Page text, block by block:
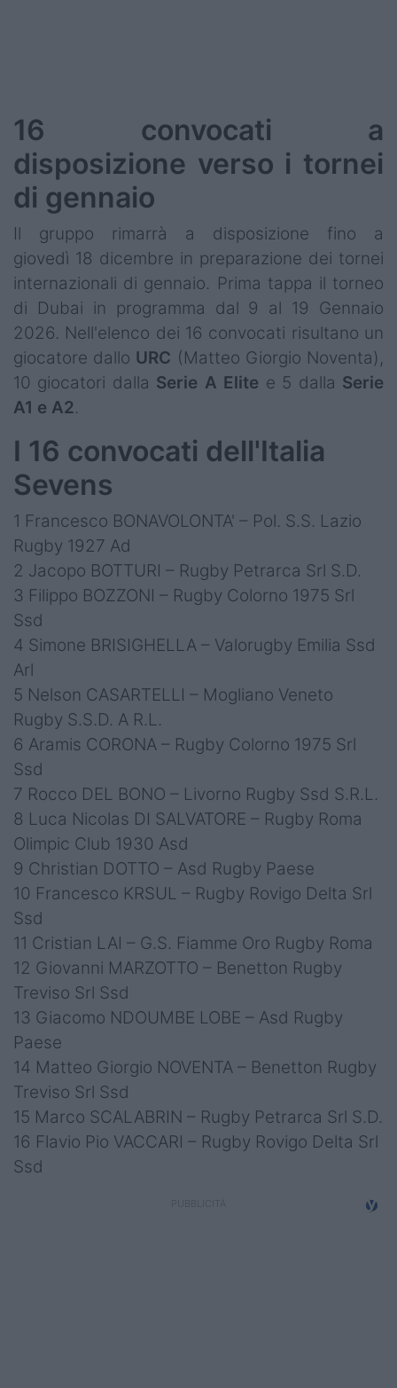
16 convocati a
disposizione verso i tornei
di gennaio
Il gruppo rimarrà a disposizione fino a
giovedì 18 dicembre in preparazione dei tornei
internazionali di gennaio. Prima tappa il torneo
di Dubai in programma dal 9 al 19 Gennaio
2026. Nell'elenco dei 16 convocati risultano un
giocatore dallo URC (Matteo Giorgio Noventa),
10 giocatori dalla Serie A Elite e 5 dalla Serie
A1 e A2.
I 16 convocati dell'Italia
Sevens
1 Francesco BONAVOLONTA' – Pol. S.S. Lazio
Rugby 1927 Ad
2 Jacopo BOTTURI – Rugby Petrarca Srl S.D.
3 Filippo BOZZONI – Rugby Colorno 1975 Srl
Ssd
4 Simone BRISIGHELLA – Valorugby Emilia Ssd
Arl
5 Nelson CASARTELLI – Mogliano Veneto
Rugby S.S.D. A R.L.
6 Aramis CORONA – Rugby Colorno 1975 Srl
Ssd
7 Rocco DEL BONO – Livorno Rugby Ssd S.R.L.
8 Luca Nicolas DI SALVATORE – Rugby Roma
Olimpic Club 1930 Asd
9 Christian DOTTO – Asd Rugby Paese
10 Francesco KRSUL – Rugby Rovigo Delta Srl
Ssd
11 Cristian LAI – G.S. Fiamme Oro Rugby Roma
12 Giovanni MARZOTTO – Benetton Rugby
Treviso Srl Ssd
13 Giacomo NDOUMBE LOBE – Asd Rugby
Paese
14 Matteo Giorgio NOVENTA – Benetton Rugby
Treviso Srl Ssd
15 Marco SCALABRIN – Rugby Petrarca Srl S.D.
16 Flavio Pio VACCARI – Rugby Rovigo Delta Srl
Ssd